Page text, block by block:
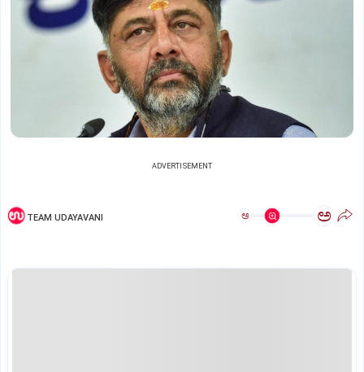
ADVERTISEMENT
TEAM UDAYAVANI ಅ ಅ